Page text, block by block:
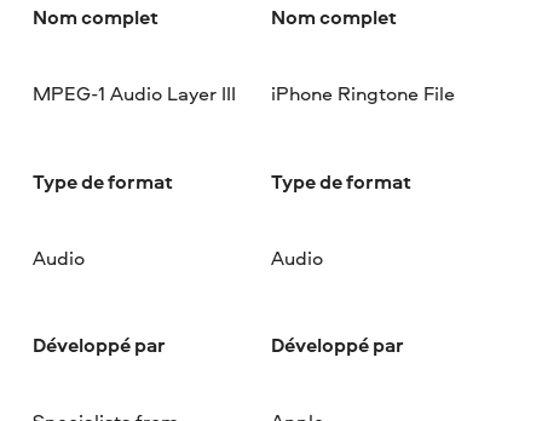
Nom complet
MPEG-1 Audio Layer III
Type de format
Audio
Développé par
Nom complet
iPhone Ringtone File
Type de format
Audio
Développé par